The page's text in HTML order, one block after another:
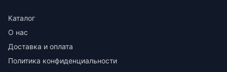
Каталог
О нас
Доставка и оплата
Политика конфиденциальности